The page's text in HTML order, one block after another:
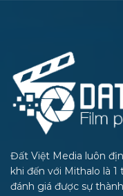
Đất Việt Media luôn
khi đến với Mithalo là
đánh giá được sự